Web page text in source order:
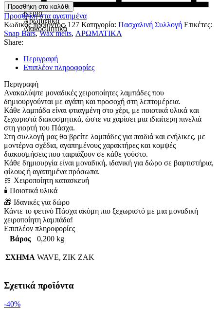
Κεριά
Αρωματικά
Διακοσμητικά
Λαμπάδα
LITTLE
BALLERINA
ποσότητα
Προσθήκη στο καλάθι
Προσθήκη στα αγαπημένα
Κωδικός προϊόντος: 127 Κατηγορία: Πασχαλινή Συλλογή Ετικέτες:
Snap Bars, Wax melts, ΑΡΩΜΑΤΙΚΑ
Share:
Περιγραφή
Επιπλέον πληροφορίες
Περιγραφή
Ανακαλύψτε μοναδικές χειροποίητες λαμπάδες που
δημιουργούνται με αγάπη και προσοχή στη λεπτομέρεια.
Κάθε λαμπάδα είναι φτιαγμένη στο χέρι, με ποιοτικά υλικά και
ξεχωριστά διακοσμητικά, ώστε να χαρίσει μια ιδιαίτερη πινελιά
στη γιορτή του Πάσχα.
Στη συλλογή μας θα βρείτε λαμπάδες για παιδιά και ενήλικες, με
μοντέρνα σχέδια, αγαπημένους χαρακτήρες και κομψές
διακοσμήσεις που ταιριάζουν σε κάθε γούστο.
Κάθε δημιουργία είναι μοναδική, ιδανική για δώρο σε βαφτιστήρια,
φίλους ή αγαπημένα πρόσωπα.
🎀 Χειροποίητη κατασκευή
🕯 Ποιοτικά υλικά
🎁 Ιδανικές για δώρο
Κάντε το φετινό Πάσχα ακόμη πιο ξεχωριστό με μια μοναδική
χειροποίητη λαμπάδα!
Επιπλέον πληροφορίες
Βάρος
0,200 kg
ΣΧΗΜΑ WAVE, ZIK ZAK
Σχετικά προϊόντα
-40%